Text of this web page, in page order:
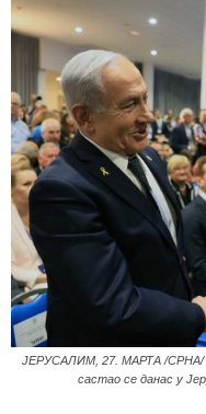
ЈЕРУСАЛИМ, 27. МАРТА /СРНА/ -
састао се данас у